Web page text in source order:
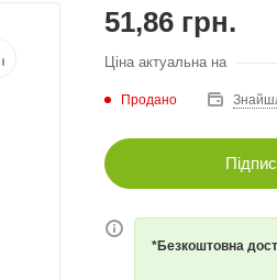
51,86 грн.
Ціна актуальна на
Продано
*Безкоштовна